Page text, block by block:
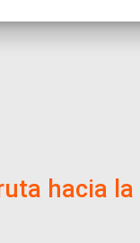
hacia la